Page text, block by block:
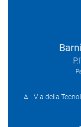
Via della